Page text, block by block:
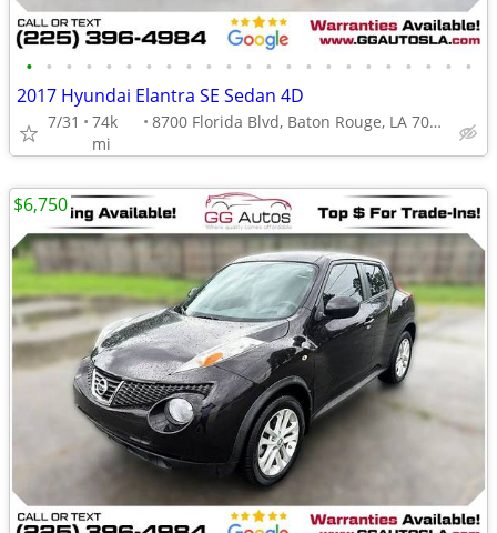
• • • • • • • • • • • • • • • • • • • • • • •
2017 Hyundai Elantra SE Sedan 4D
7/31
74k
mi
8700 Florida Blvd, Baton Rouge, LA 70815
$6,750